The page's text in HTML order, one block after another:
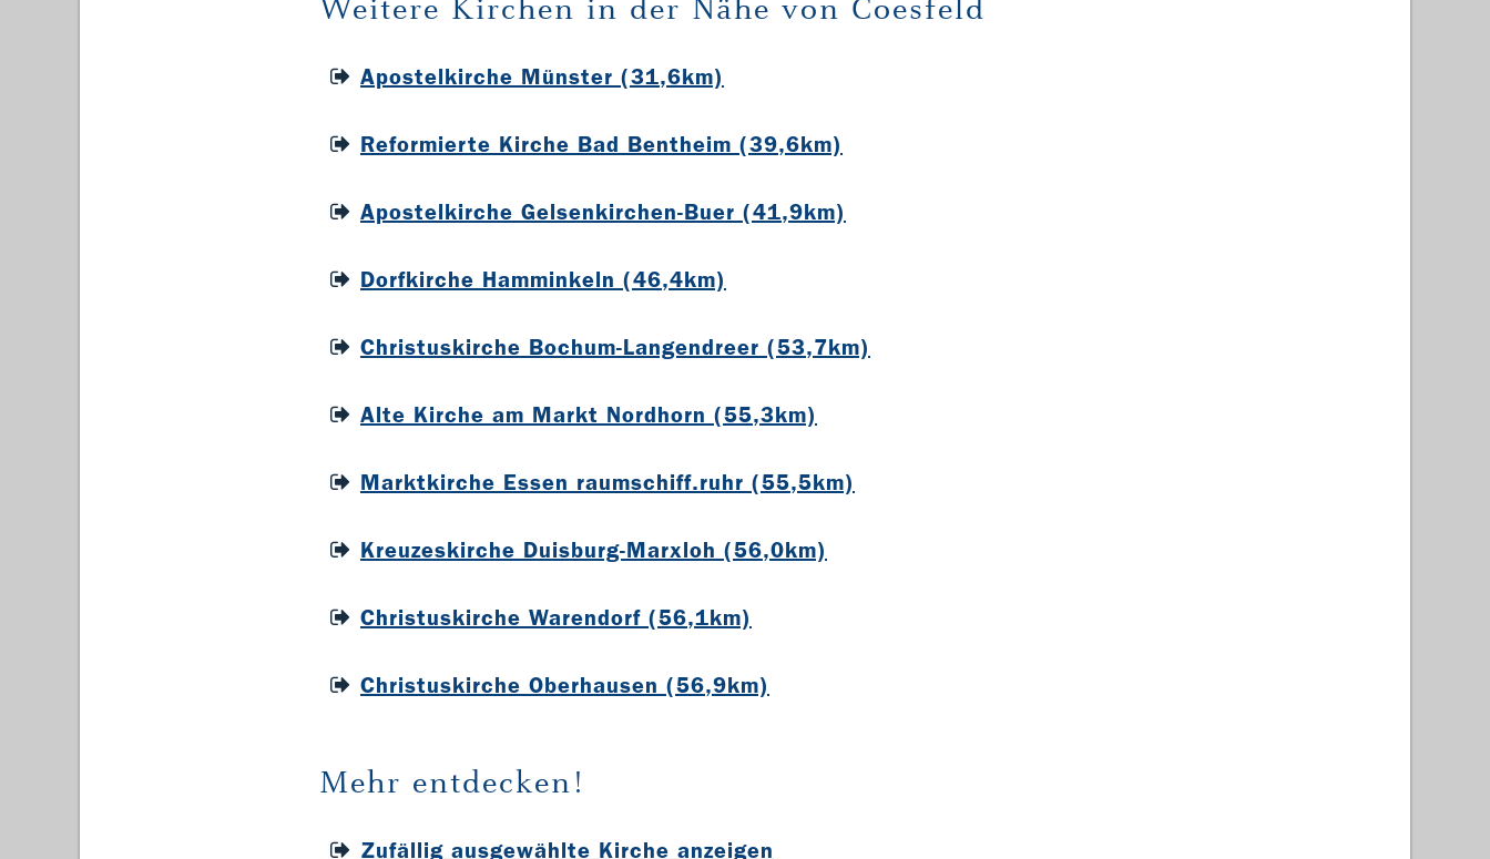
Weitere Kirchen in der Nähe von Coesfeld
Apostelkirche Münster (31,6km)
Reformierte Kirche Bad Bentheim (39,6km)
Apostelkirche Gelsenkirchen-Buer (41,9km)
Dorfkirche Hamminkeln (46,4km)
Christuskirche Bochum-Langendreer (53,7km)
Alte Kirche am Markt Nordhorn (55,3km)
Marktkirche Essen raumschiff.ruhr (55,5km)
Kreuzeskirche Duisburg-Marxloh (56,0km)
Christuskirche Warendorf (56,1km)
Christuskirche Oberhausen (56,9km)
Mehr entdecken!
Zufällig ausgewählte Kirche anzeigen